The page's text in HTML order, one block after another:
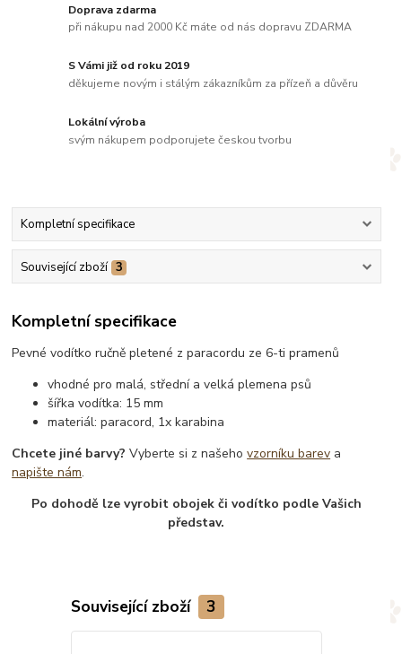
Doprava zdarma
při nákupu nad 2000 Kč máte od nás dopravu ZDARMA
S Vámi již od roku 2019
děkujeme novým i stálým zákazníkům za přízeň a důvěru
Lokální výroba
svým nákupem podporujete českou tvorbu
Kompletní specifikace
Související zboží 3
Kompletní specifikace
Pevné vodítko ručně pletené z paracordu ze 6-ti pramenů
vhodné pro malá, střední a velká plemena psů
šířka vodítka: 15 mm
materiál: paracord, 1x karabina
Chcete jiné barvy? Vyberte si z našehovzorníku barev a
napište nám.
Po dohodě lze vyrobit obojek či vodítko podle Vašich
představ.
Související zboží 3